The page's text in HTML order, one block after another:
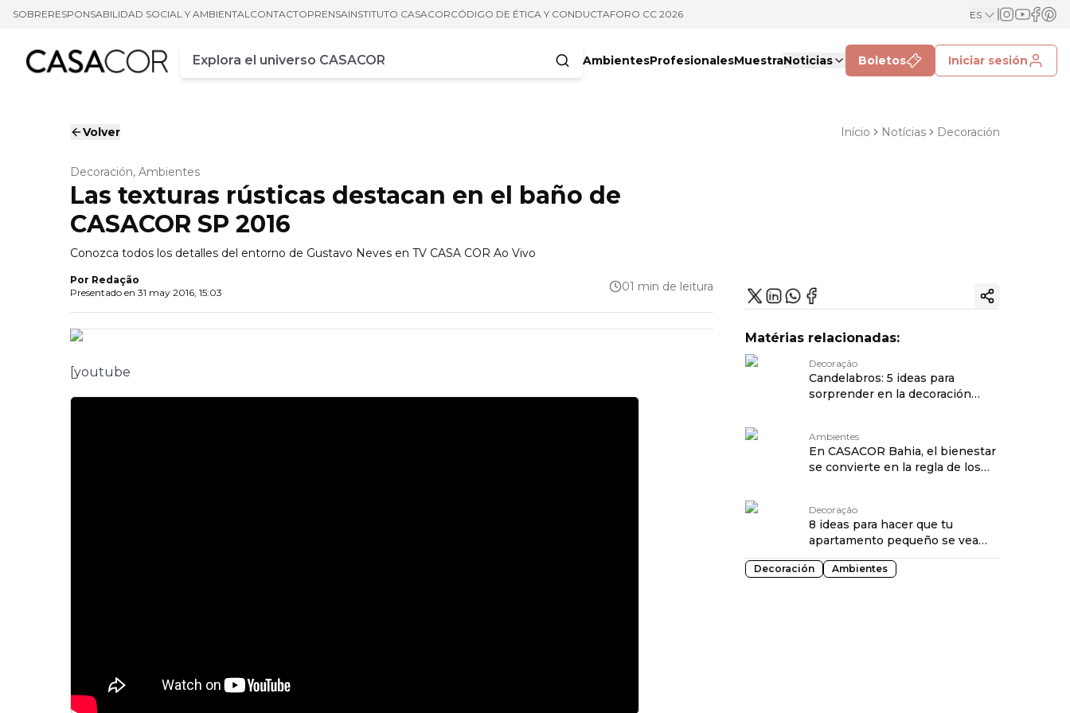
SOBRERESPONSABILIDAD SOCIAL Y AMBIENTALCONTACTOPRENSAINSTITUTO CASACORCÓDIGO DE ÉTICA Y CONDUCTAFORO CC 2026 ES
Campo de busca
Ingrese al menos tres caracteres
AmbientesProfesionalesMuestraNoticias Boletos Iniciar sesión
Volver Início Notícias Decoración
Decoración, Ambientes
Las texturas rústicas destacan en el baño de
CASACOR SP 2016
Conozca todos los detalles del entorno de Gustavo Neves en TV CASA COR Ao Vivo
Por Redação
Presentado en 31 may 2016, 15:03 01 min de leitura
[youtube
Copiar enlace
Matérias relacionadas:
Decoração
Candelabros: 5 ideas para
sorprender en la decoración
Ambientes
En CASACOR Bahia, el bienestar
se convierte en la regla de los
Decoração
8 ideas para hacer que tu
apartamento pequeño se vea
más grande traduzido por:
OPENROUTER
Decoración Ambientes